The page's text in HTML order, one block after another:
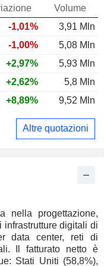
nella progettazione,
infrastrutture digitali di
data center, reti di
è
Stati Uniti (58,8%),
Volume
-1,01%
3,91 Mln
-1,00%
5,08 Mln
+2,97%
5,93 Mln
+2,62%
5,8 Mln
+8,89% 9,52 Mln
Altre quotazioni